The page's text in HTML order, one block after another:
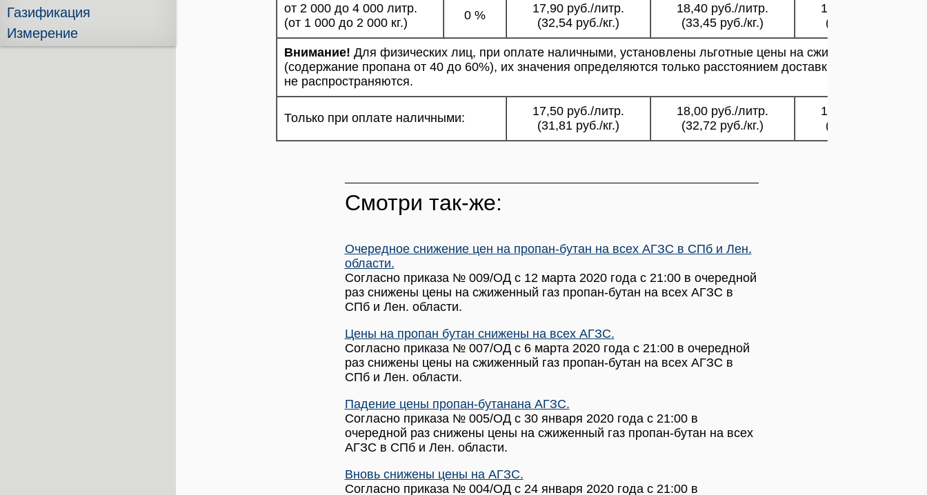
от 2 000 до 4 000 литр.
(от 1 000 до 2 000 кг.)
0 %
17,90 руб./литр.
(32,54 руб./кг.)
18,40 руб./литр.
(33,45 руб./кг.)
18,90 руб./литр.
(34,36 руб./кг.)
Внимание! Для физических лиц, при оплате наличными, установлены льготные цены на сжиженный газ ПБТ
(содержание пропана от 40 до 60%), их значения определяются только расстоянием доставки и скидки на них
не распространяются.
Только при оплате наличными:
17,50 руб./литр.
(31,81 руб./кг.)
18,00 руб./литр.
(32,72 руб./кг.)
18,50 руб./литр.
(33,63 руб./кг.)
Смотри так-же:
Очередное снижение цен на пропан-бутан на всех АГЗС в СПб и Лен.
области.
Согласно приказа № 009/ОД с 12 марта 2020 года с 21:00 в очередной
раз снижены цены на сжиженный газ пропан-бутан на всех АГЗС в
СПб и Лен. области.
Цены на пропан бутан снижены на всех АГЗС.
Согласно приказа № 007/ОД с 6 марта 2020 года с 21:00 в очередной
раз снижены цены на сжиженный газ пропан-бутан на всех АГЗС в
СПб и Лен. области.
Падение цены пропан-бутанана АГЗС.
Согласно приказа № 005/ОД с 30 января 2020 года с 21:00 в
очередной раз снижены цены на сжиженный газ пропан-бутан на всех
АГЗС в СПб и Лен. области.
Вновь снижены цены на АГЗС.
Согласно приказа № 004/ОД с 24 января 2020 года с 21:00 в
Газификация
Измерение